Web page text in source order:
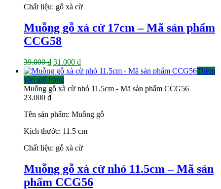
Chất liệu: gỗ xà cừ
Muỗng gỗ xà cừ 17cm – Mã sản phẩm
CCG58
39.000₫ Giá
gốc
là:
39.000 ₫.
31.000 ₫Giá
hiện
là:
Thêm
vào giỏ hàng
Muỗng gỗ xà cừ nhỏ 11.5cm - Mã sản phẩm CCG56
23.000 ₫
Tên sản phẩm: Muỗng gỗ
Kích thước: 11.5 cm
Chất liệu: gỗ xà cừ
Muỗng gỗ xà cừ nhỏ 11.5cm – Mã sản
phẩm CCG56